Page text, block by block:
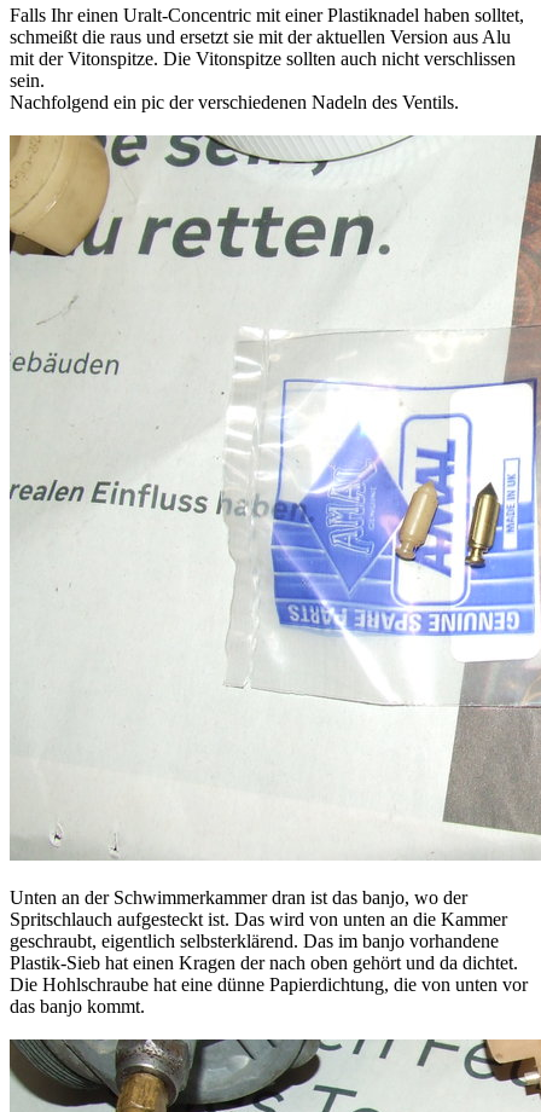
Falls Ihr einen Uralt-Concentric mit einer Plastiknadel haben solltet,
schmeißt die raus und ersetzt sie mit der aktuellen Version aus Alu
mit der Vitonspitze. Die Vitonspitze sollten auch nicht verschlissen
sein.
Nachfolgend ein pic der verschiedenen Nadeln des Ventils.
Unten an der Schwimmerkammer dran ist das banjo, wo der
Spritschlauch aufgesteckt ist. Das wird von unten an die Kammer
geschraubt, eigentlich selbsterklärend. Das im banjo vorhandene
Plastik-Sieb hat einen Kragen der nach oben gehört und da dichtet.
Die Hohlschraube hat eine dünne Papierdichtung, die von unten vor
das banjo kommt.